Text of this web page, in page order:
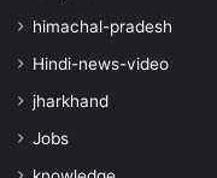
himachal-pradesh
Hindi-news-video
jharkhand
Jobs